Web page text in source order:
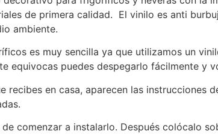
de primera calidad. El vinilo es anti
ambiente.
es muy sencilla ya que utilizamos un
equivocas puedes despegarlo fácilmente y
recibes en casa, aparecen las
comenzar a instalarlo. Después colócalo